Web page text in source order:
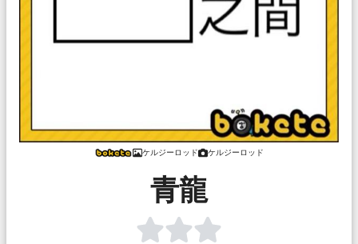
ケルジーロッド ケルジーロッド
青龍